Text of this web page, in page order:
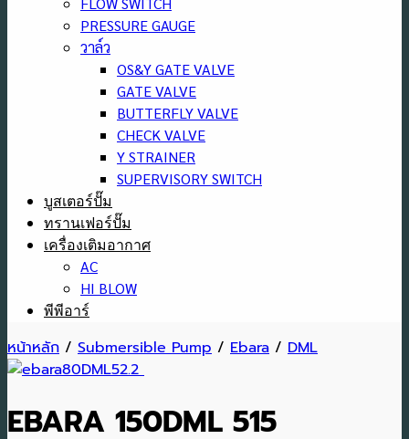
PRESSURE GAUGE
วาล์ว
OS&Y GATE VALVE
GATE VALVE
BUTTERFLY VALVE
CHECK VALVE
Y STRAINER
SUPERVISORY SWITCH
บูสเตอร์ปั๊ม
ทรานเฟอร์ปั๊ม
เครื่องเติมอากาศ
AC
HI BLOW
พีพีอาร์
หน้าหลัก / Submersible Pump / Ebara / DML
EBARA 150DML 515